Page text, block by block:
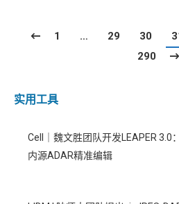
1 … 29 30
290
实用工具
Cell｜魏文胜团队开发LEAPER 3.0
内源ADAR精准编辑